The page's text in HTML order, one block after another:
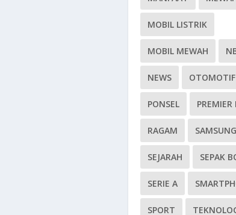
MOBIL LISTRIK
MOBIL MEWAH
NEWS OTOMOTIF
PONSEL PREMIER
RAGAM SAMSUNG
SEJARAH SEPAK
SERIE A
SPORT